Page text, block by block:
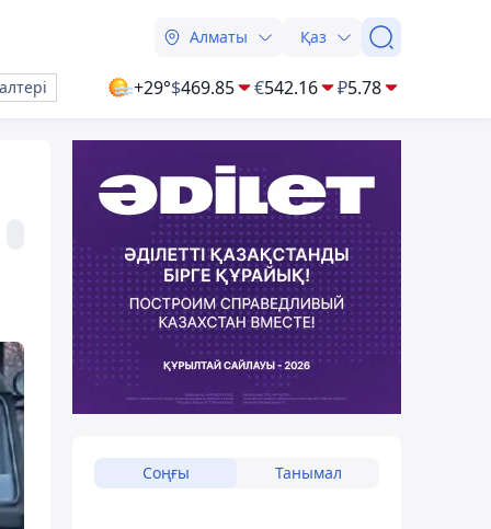
Алматы Қаз
+29°$469.85 €542.16 ₽5.78
Соңғы Танымал